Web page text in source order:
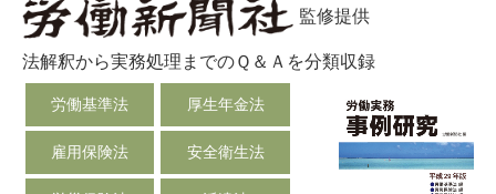
監修提供
法解釈から実務処理までのＱ＆Ａを分類収録
労働基準法 厚生年金法
雇用保険法 安全衛生法